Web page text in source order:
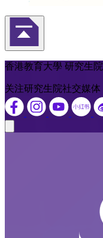
返回頁首
香港教育大學 研究生院
关注研究生院社交媒体
Close modal